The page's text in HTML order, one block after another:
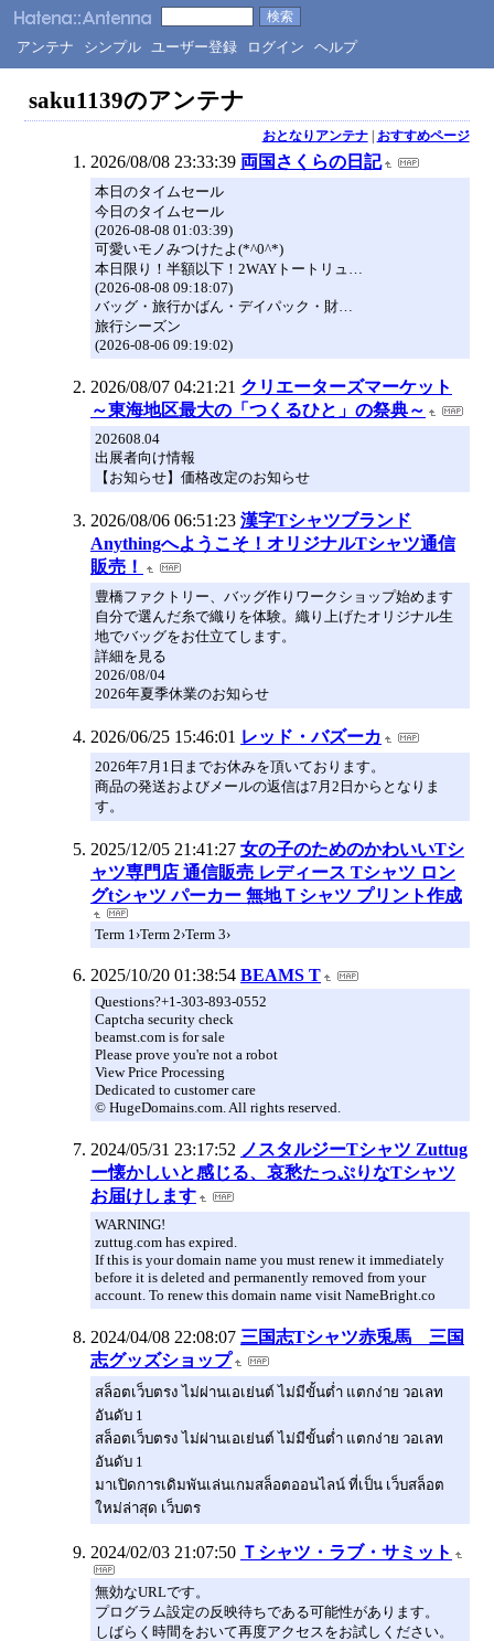
アンテナ シンプル ユーザー登録 ログイン ヘルプ
saku1139のアンテナ
おとなりアンテナ| おすすめページ
2026/08/08 23:33:39 両国さくらの日記
本日のタイムセール
今日のタイムセール
(2026-08-08 01:03:39)
可愛いモノみつけたよ(*^0^*)
本日限り！半額以下！2WAYトートリュ…
(2026-08-08 09:18:07)
バッグ・旅行かばん・デイパック・財…
旅行シーズン
(2026-08-06 09:19:02)
2026/08/07 04:21:21 クリエーターズマーケット
～東海地区最大の「つくるひと」の祭典～
202608.04
出展者向け情報
【お知らせ】価格改定のお知らせ
2026/08/06 06:51:23 漢字Tシャツブランド
Anythingへようこそ！オリジナルTシャツ通信
販売！
豊橋ファクトリー、バッグ作りワークショップ始めます
自分で選んだ糸で織りを体験。織り上げたオリジナル生
地でバッグをお仕立てします。
詳細を見る
2026/08/04
2026年夏季休業のお知らせ
2026/06/25 15:46:01 レッド・バズーカ
2026年7月1日までお休みを頂いております。
商品の発送およびメールの返信は7月2日からとなりま
す。
2025/12/05 21:41:27 女の子のためのかわいいTシ
ャツ専門店 通信販売 レディース Tシャツ ロン
グtシャツ パーカー 無地Ｔシャツ プリント作成
Term 1›Term 2›Term 3›
2025/10/20 01:38:54 BEAMS T
Questions?+1-303-893-0552
Captcha security check
beamst.com is for sale
Please prove you're not a robot
View Price Processing
Dedicated to customer care
© HugeDomains.com. All rights reserved.
2024/05/31 23:17:52 ノスタルジーTシャツ Zuttug
ー懐かしいと感じる、哀愁たっぷりなTシャツ
お届けします
WARNING!
zuttug.com has expired.
If this is your domain name you must renew it immediately
before it is deleted and permanently removed from your
account. To renew this domain name visit NameBright.co
2024/04/08 22:08:07 三国志Tシャツ赤兎馬 三国
志グッズショップ
สล็อตเว็บตรง ไม่ผ่านเอเย่นต์ ไม่มีขั้นต่ำ แตกง่าย วอเลท
อันดับ 1
สล็อตเว็บตรง ไม่ผ่านเอเย่นต์ ไม่มีขั้นต่ำ แตกง่าย วอเลท
อันดับ 1
มาเปิดการเดิมพันเล่นเกมสล็อตออนไลน์ ที่เป็น เว็บสล็อต
ใหม่ล่าสุด เว็บตร
2024/02/03 21:07:50 Ｔシャツ・ラブ・サミット
無効なURLです。
プログラム設定の反映待ちである可能性があります。
しばらく時間をおいて再度アクセスをお試しください。